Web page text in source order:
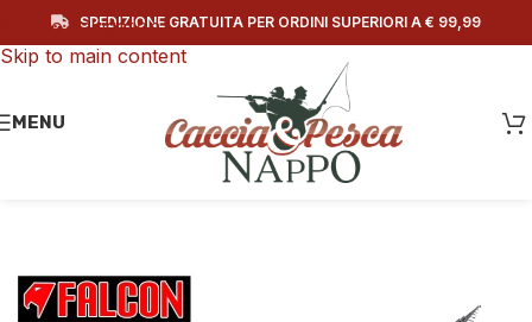
Skip to navigation
Skip to main content
SPEDIZIONE GRATUITA PER ORDINI SUPERIORI A € 99,99
MENU